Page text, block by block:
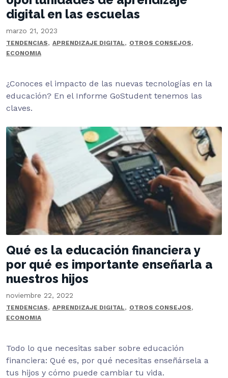
digital en las escuelas
marzo 21, 2023
TENDENCIAS, APRENDIZAJE DIGITAL, OTROS CONSEJOS,
ECONOMIA
¿Conoces el impacto de las nuevas tecnologías en la
educación? En el Informe GoStudent tenemos las
claves.
Qué es la educación financiera y
por qué es importante enseñarla a
nuestros hijos
noviembre 22, 2022
TENDENCIAS, APRENDIZAJE DIGITAL, OTROS CONSEJOS,
ECONOMIA
Todo lo que necesitas saber sobre educación
financiera: Qué es, por qué necesitas enseñársela a
tus hijos y cómo puede cambiar tu vida.